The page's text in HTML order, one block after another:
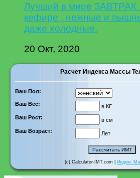
Лучший в мире
кефире , нежные и
даже холодные.
20 Окт, 2020
Расчет Индекса Массы
Ваш Пол:
Ваш Вес:
в КГ
Ваш Рост:
в см
Ваш Возраст:
Лет
(c) Calculator-IMT.com | Индекс